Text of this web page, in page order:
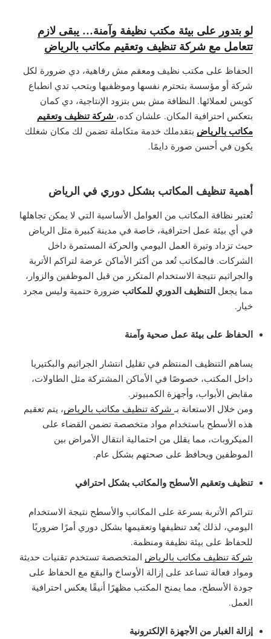
لو بتدور على بيئة مكتب نظيفة وآمنة… يبقى لازم
تتعامل مع شركة تنظيف وتعقيم مكاتب بالرياض
الحفاظ على مكتب نظيف ومعقم مش رفاهية، دي ضرورة لكل
شركة أو مؤسسة بتحترم نفسها وموظفيها وبتحب تدي انطباع
كويس لعملائها. النظافة مش بس بتزود الإنتاجية، دي كمان
بتعكس احترافية المكان. علشان كده، شركة تنظيف وتعقيم
مكاتب بالرياض بتقدملك خدمة متكاملة تضمن لك مكان شغلك
يكون في أحسن صورة دايمًا.
أهمية تنظيف المكاتب بشكل دوري في الرياض
تُعتبر نظافة المكاتب من العوامل الأساسية التي لا يمكن تجاهلها
في أي بيئة عمل احترافية، خاصة في مدينة كبيرة مثل الرياض
حيث تزداد وتيرة العمل اليومي والحركة المستمرة داخل
الشركات. فالمكاتب تُعد من أكثر الأماكن عرضة لتراكم الأتربة
والجراثيم نتيجة الاستخدام المتكرر من قبل الموظفين والزوار،
مما يجعل التنظيف الدوري للمكاتب ضرورة حتمية وليس مجرد
خيار.
الحفاظ على بيئة عمل صحية وآمنة
يساهم التنظيف المنتظم في تقليل انتشار الجراثيم والبكتيريا
داخل المكتب، خصوصًا في الأماكن المشتركة مثل الطاولات،
مقابض الأبواب، وأجهزة الكمبيوتر.
ومن خلال الاستعانة بـ شركة تنظيف مكاتب بالرياض، يتم تعقيم
هذه الأسطح باستخدام مواد متخصصة تضمن القضاء على
الميكروبات، مما يقلل من احتمالية انتقال الأمراض بين
الموظفين ويحافظ على صحتهم بشكل عام.
تنظيف وتعقيم الأسطح والمكاتب بشكل احترافي
تتراكم الأتربة بسرعة على المكاتب والأسطح نتيجة الاستخدام
اليومي، لذلك يُعد تنظيفها وتعقيمها بشكل دوري أمرًا ضروريًا
للحفاظ على بيئة نظيفة ومنظمة.
شركة تنظيف مكاتب بالرياض المتخصصة تستخدم تقنيات حديثة
ومواد فعالة تساعد على إزالة الأوساخ والبقع مع الحفاظ على
جودة الأسطح، مما يمنح المكتب مظهرًا أنيقًا يعكس احترافية
العمل.
إزالة الغبار من الأجهزة الإلكترونية